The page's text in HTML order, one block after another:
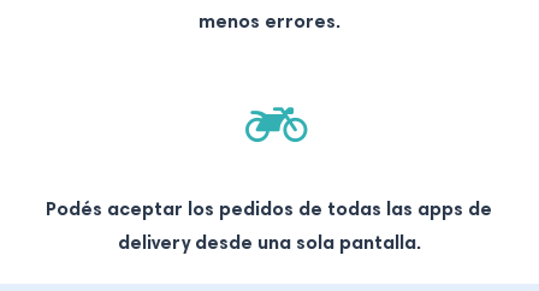
menos errores.
Podés aceptar los pedidos de todas las apps de
delivery desde una sola pantalla.